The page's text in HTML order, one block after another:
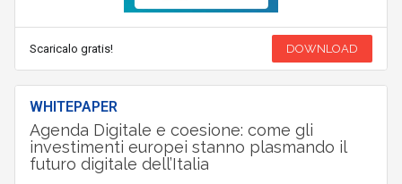
Scaricalo gratis! DOWNLOAD
WHITEPAPER
Agenda Digitale e coesione: come gli
investimenti europei stanno plasmando il
futuro digitale dell’Italia